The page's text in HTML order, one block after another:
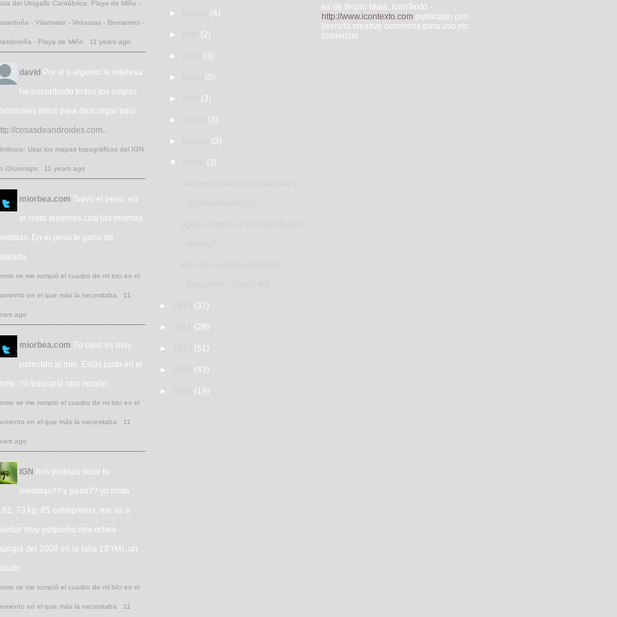
del Urogallo Cantábrico: Playa de Miño -
- Vilarmaior - Velouzas - Bemantes -
- Playa de Miño · 11 years ago
david Por si a alguien le interesa
he encontrado todos los mapas
listos para descargar aqui
cosasdeandroides.com...
Usar los mapas topográficos del IGN
Oruxmaps · 11 years ago
miorbea.com Salvo el peso, en
el resto tenemos casi las mismas
En el peso te gano de
se me rompió el cuadro de mi bici en el
en el que más la necesitaba · 11
ago
miorbea.com Tu caso es muy
parecido al mío. Estás justo en el
Yo buscaría otra opción.
se me rompió el cuadro de mi bici en el
en el que más la necesitaba · 11
ago
IGN nos podrias decir tu
medidas?? y peso?? yo mido
73 kg, 85 entrepierna, me va a
muy pequeña una orbea
del 2008 en la talla 19"(M). un
se me rompió el cuadro de mi bici en el
en el que más la necesitaba · 11
► (4)
► (2)
► (3)
► (5)
► (3)
► (3)
► (3)
▼ (3)
► (37)
► (29)
► (51)
► (43)
► (19)
es de Bruno Maia, IconTexto -
http://www.icontexto.com publicado con
licencia creative commons para uso no
comercial.